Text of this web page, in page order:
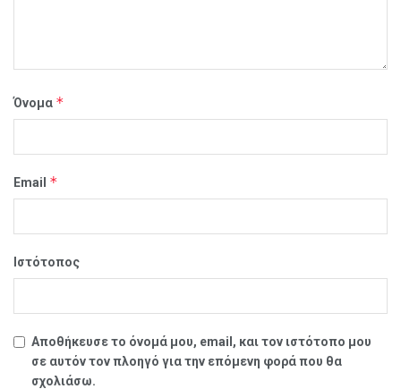
Όνομα *
Email *
Ιστότοπος
Αποθήκευσε το όνομά μου, email, και τον ιστότοπο μου
σε αυτόν τον πλοηγό για την επόμενη φορά που θα
σχολιάσω.